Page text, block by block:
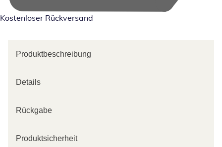
Kostenloser Rückversand
Produktbeschreibung
Details
Rückgabe
Produktsicherheit